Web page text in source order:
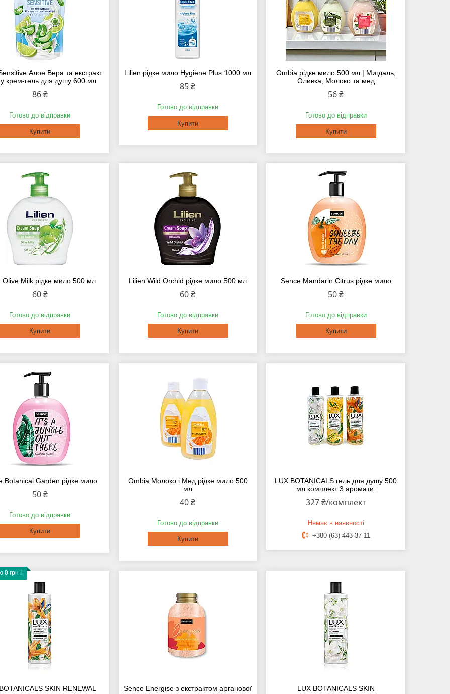
Алое Вера та екстракт
крем-гель для душу 600 мл
86 ₴
Готово до відправки
Купити
Lilien рідке мило Hygiene Plus 1000 мл
85 ₴
Готово до відправки
Купити
Ombia рідке мило 500 мл | Мигдаль,
Оливка, Молоко та мед
56 ₴
Готово до відправки
Купити
Olive Milk рідке мило 500 мл
60 ₴
Готово до відправки
Купити
Lilien Wild Orchid рідке мило 500 мл
60 ₴
Готово до відправки
Купити
Sence Mandarin Citrus рідке мило
50 ₴
Готово до відправки
Купити
Botanical Garden рідке мило
50 ₴
Готово до відправки
Купити
Ombia Молоко і Мед рідке мило 500
мл
40 ₴
Готово до відправки
Купити
LUX BOTANICALS гель для душу 500
мл комплект 3 аромати:
327 ₴/комплект
Немає в наявності
+380 (63) 443-37-11
0 грн !
SKIN RENEWAL
Sence Energise з екстрактом арганової
LUX BOTANICALS SKIN